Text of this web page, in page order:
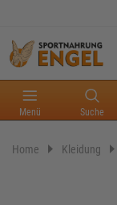
Menü Suche
Home Kleidung